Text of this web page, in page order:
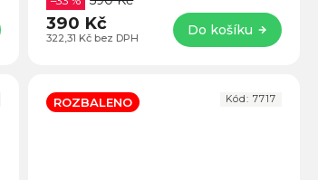
322,31 Kč bez DPH
390 Kč Do košíku
ROZBALENO Kód: 7717